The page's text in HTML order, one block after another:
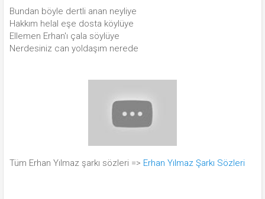
Bundan böyle dertli anan neyliye
Hakkım helal eşe dosta köylüye
Ellemen Erhan'ı çala söylüye
Nerdesiniz can yoldaşım nerede
Tüm Erhan Yılmaz şarkı sözleri => Erhan Yılmaz Şarkı Sözleri